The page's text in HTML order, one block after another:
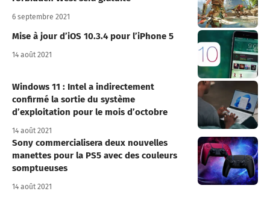
6 septembre 2021
Mise à jour d’iOS 10.3.4 pour l’iPhone 5
14 août 2021
Windows 11 : Intel a indirectement
confirmé la sortie du système
d’exploitation pour le mois d’octobre
14 août 2021
Sony commercialisera deux nouvelles
manettes pour la PS5 avec des couleurs
somptueuses
14 août 2021